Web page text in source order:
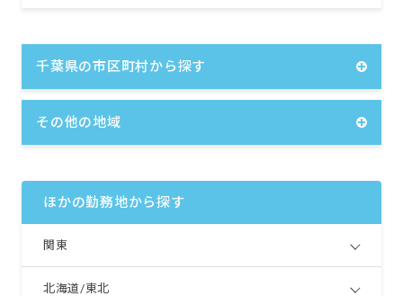
※試用期間あり3カ月／期間中同条件
千葉県の市区町村から探す
その他の地域
ほかの勤務地から探す
関東
北海道/東北